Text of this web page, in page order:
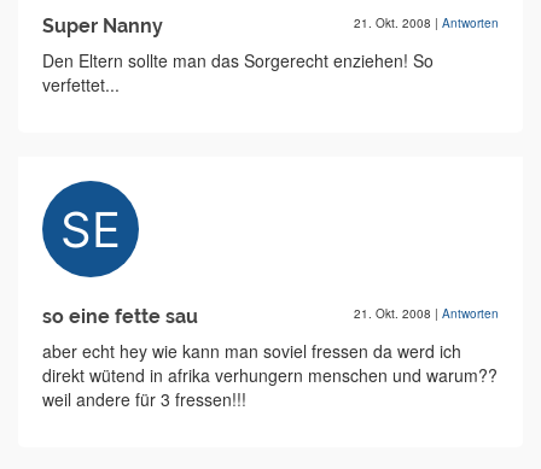
Super Nanny 21. Okt. 2008 | Antworten
Den Eltern sollte man das Sorgerecht enziehen! So
verfettet...
so eine fette sau 21. Okt. 2008 | Antworten
aber echt hey wie kann man soviel fressen da werd ich
direkt wütend in afrika verhungern menschen und warum??
weil andere für 3 fressen!!!